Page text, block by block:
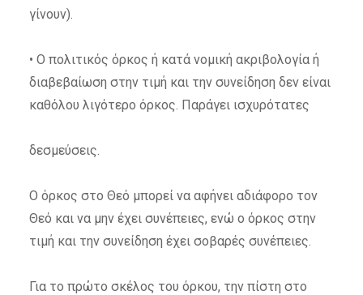
γίνουν).
• Ο πολιτικός όρκος ή κατά νομική ακριβολογία ή
διαβεβαίωση στην τιμή και την συνείδηση δεν είναι
καθόλου λιγότερο όρκος. Παράγει ισχυρότατες
δεσμεύσεις.
Ο όρκος στο Θεό μπορεί να αφήνει αδιάφορο τον
Θεό και να μην έχει συνέπειες, ενώ ο όρκος στην
τιμή και την συνείδηση έχει σοβαρές συνέπειες.
Για το πρώτο σκέλος του όρκου, την πίστη στο